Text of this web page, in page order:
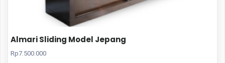
Almari Sliding Model Jepang
Rp7.500.000